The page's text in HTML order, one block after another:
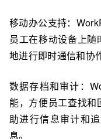
移动办公支持：
员工在移动设备上
地进行即时通信和协
数据存档和审计：
能，方便员工查找
助进行信息审计和
息。